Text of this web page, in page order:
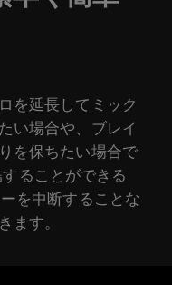
を延長してミック
い場合や、ブレイ
を保ちたい場合で
ることができる
を中断することな
ます。